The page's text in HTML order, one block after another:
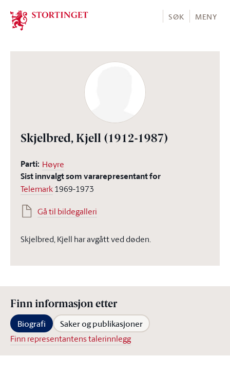
Stortinget.no
SØK MENY
Skjelbred, Kjell (1912-1987)
Parti: Høyre
Sist innvalgt som vararepresentant for
Telemark1969-1973
Gå til bildegalleri
Skjelbred, Kjell har avgått ved døden.
Finn informasjon etter
Biografi Saker og publikasjoner
Finn representantens talerinnlegg